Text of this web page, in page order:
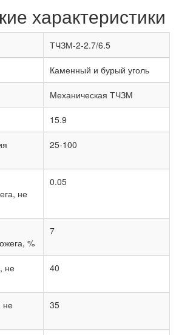
характеристики
ТЧЗМ-2-2.7/6.5
Каменный и бурый уголь
Механическая ТЧЗМ
15.9
25-100
не
0.05
%
7
не
40
не
35